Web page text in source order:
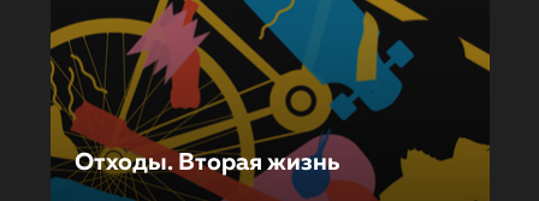
Отходы. Вторая жизнь